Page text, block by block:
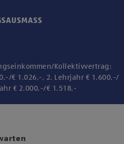
Kollektivvertrag:
€ 1.026,-, 2. Lehrjahr € 1.600,-/
€ 2.000,-/€ 1.518,-
um diesen Inhalt